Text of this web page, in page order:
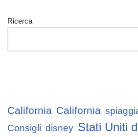
Ricerca
California California
Consigli disney Stati Uniti